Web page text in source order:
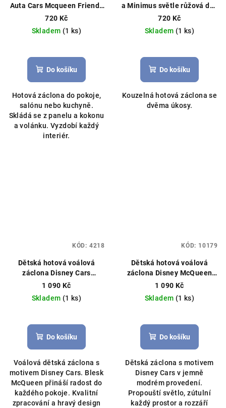
Auta Cars Mcqueen Friends
to the finish šedá
720 Kč
Skladem (1 ks)
Do košíku
Hotová záclona do pokoje,
salónu nebo kuchyně.
Skládá se z panelu a kokonu
a volánku. Vyzdobí každý
interiér.
a Minimus světle růžová dva
úkosy 400x145cm
720 Kč
Skladem (1 ks)
Do košíku
Kouzelná hotová záclona se
dvěma úkosy.
Dětská hotová voálová
záclona Disney Cars
McQueen 340×150 cm –
licenční Disney
1 090 Kč
Skladem (1 ks)
Do košíku
Voálová dětská záclona s
motivem Disney Cars. Blesk
McQueen přináší radost do
každého pokoje. Kvalitní
zpracování a hravý design
KÓD: 4218
Dětská hotová voálová
záclona Disney McQueen
Cars 400×150 cm –
záclona, licenční Disney
1 090 Kč
Skladem (1 ks)
Do košíku
Dětská záclona s motivem
Disney Cars v jemně
modrém provedení.
Propouští světlo, zútulní
každý prostor a rozzáří
KÓD: 10179